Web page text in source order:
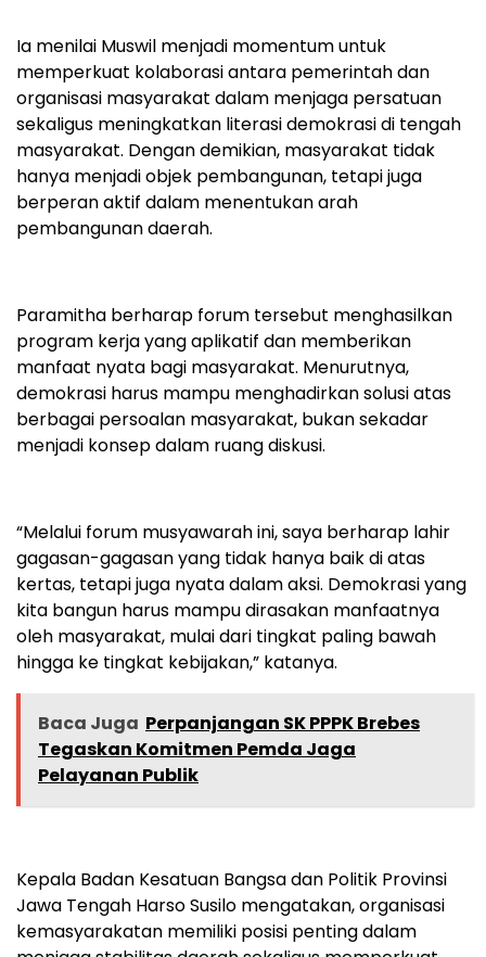
Ia menilai Muswil menjadi momentum untuk
memperkuat kolaborasi antara pemerintah dan
organisasi masyarakat dalam menjaga persatuan
sekaligus meningkatkan literasi demokrasi di tengah
masyarakat. Dengan demikian, masyarakat tidak
hanya menjadi objek pembangunan, tetapi juga
berperan aktif dalam menentukan arah
pembangunan daerah.
Paramitha berharap forum tersebut menghasilkan
program kerja yang aplikatif dan memberikan
manfaat nyata bagi masyarakat. Menurutnya,
demokrasi harus mampu menghadirkan solusi atas
berbagai persoalan masyarakat, bukan sekadar
menjadi konsep dalam ruang diskusi.
“Melalui forum musyawarah ini, saya berharap lahir
gagasan-gagasan yang tidak hanya baik di atas
kertas, tetapi juga nyata dalam aksi. Demokrasi yang
kita bangun harus mampu dirasakan manfaatnya
oleh masyarakat, mulai dari tingkat paling bawah
hingga ke tingkat kebijakan,” katanya.
Baca Juga Perpanjangan SK PPPK Brebes
Tegaskan Komitmen Pemda Jaga
Pelayanan Publik
Kepala Badan Kesatuan Bangsa dan Politik Provinsi
Jawa Tengah Harso Susilo mengatakan, organisasi
kemasyarakatan memiliki posisi penting dalam